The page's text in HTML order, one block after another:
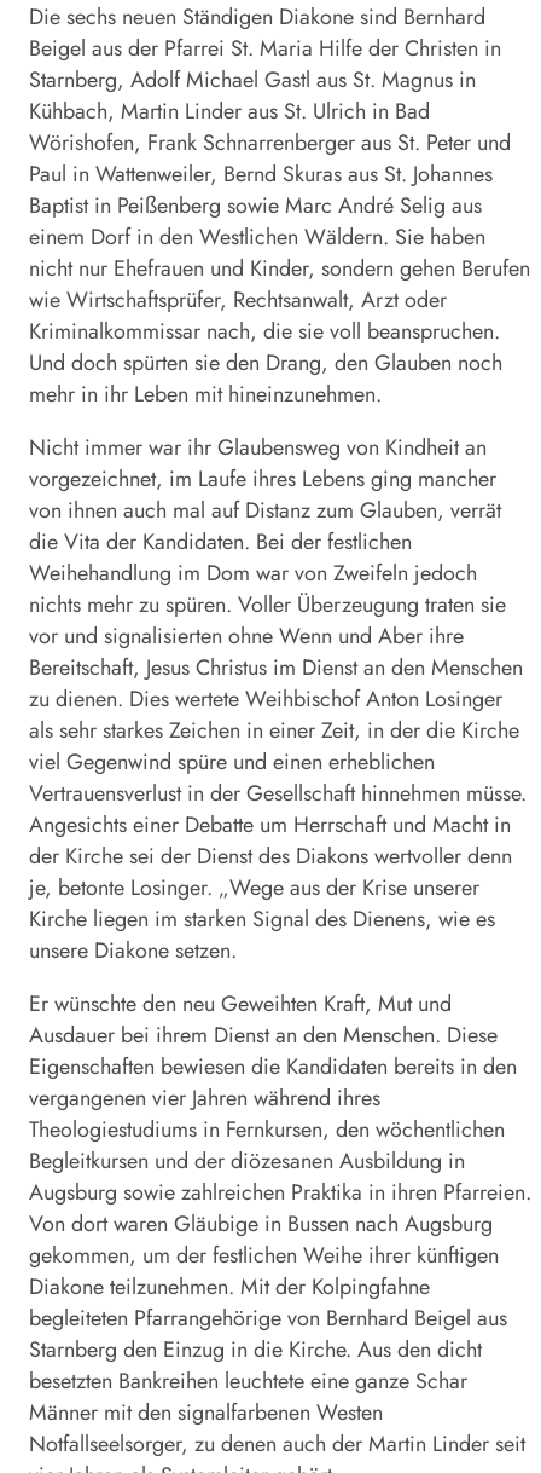
Die sechs neuen Ständigen Diakone sind Bernhard
Beigel aus der Pfarrei St. Maria Hilfe der Christen in
Starnberg, Adolf Michael Gastl aus St. Magnus in
Kühbach, Martin Linder aus St. Ulrich in Bad
Wörishofen, Frank Schnarrenberger aus St. Peter und
Paul in Wattenweiler, Bernd Skuras aus St. Johannes
Baptist in ­Peißenberg sowie Marc André Selig aus
einem Dorf in den Westlichen Wäldern. Sie haben
nicht nur Ehefrauen und Kinder, sondern gehen Berufen
wie Wirtschaftsprüfer, Rechtsanwalt, Arzt oder
Kriminalkommissar nach, die sie voll beanspruchen.
Und doch spürten sie den Drang, den Glauben noch
mehr in ihr Leben mit hineinzunehmen.
Nicht immer war ihr Glaubensweg von Kindheit an
vorgezeichnet, im Laufe ihres Lebens ging mancher
von ihnen auch mal auf Distanz zum Glauben, verrät
die Vita der Kandidaten. Bei der festlichen
Weihehandlung im Dom war von Zweifeln jedoch
nichts mehr zu spüren. Voller Überzeugung traten sie
vor und signalisierten ohne Wenn und Aber ihre
Bereitschaft, Jesus Christus im Dienst an den Menschen
zu dienen. Dies wertete Weihbischof Anton Losinger
als sehr starkes Zeichen in einer Zeit, in der die Kirche
viel Gegenwind spüre und einen erheblichen
Vertrauensverlust in der Gesellschaft hinnehmen müsse.
Angesichts einer Debatte um Herrschaft und Macht in
der Kirche sei der Dienst des Diakons wertvoller denn
je, betonte Losinger. „Wege aus der Krise unserer
Kirche liegen im starken Signal des Dienens, wie es
unsere Diakone setzen.
Er wünschte den neu Geweihten Kraft, Mut und
Ausdauer bei ihrem Dienst an den Menschen. Diese
Eigenschaften bewiesen die Kandidaten bereits in den
vergangenen vier Jahren während ihres
Theologiestudiums in Fernkursen, den wöchentlichen
Begleitkursen und der diözesanen Ausbildung in
Augsburg sowie zahlreichen Praktika in ihren Pfarreien.
Von dort waren Gläubige in Bussen nach Augsburg
gekommen, um der festlichen Weihe ihrer künftigen
Diakone teilzunehmen. Mit der Kolpingfahne
begleiteten Pfarrangehörige von Bernhard Beigel aus
Starnberg den Einzug in die Kirche. Aus den dicht
besetzten Bankreihen leuchtete eine ganze Schar
Männer mit den signalfarbenen Westen
Notfallseelsorger, zu denen auch der Martin Linder seit